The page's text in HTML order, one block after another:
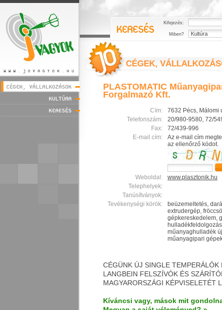
Kifejezés:
Miben?
CÉGEK,
PLASTOMATIC
Forgalmazó Kft.
Cím:
7632 Pécs, Málomi
Telefonszám:
20/980-9580, 72/
Fax:
72/439-996
E-mail cím:
Az e-mail cím
az ellenőrző kódot.
Weboldal:
www.plasztonik.hu
Telephelyek:
Tanúsítványok:
Tevékenységi körök:
beüzemeltetés,
extrudergép,
gépkereskedelem,
műanyaghulladék
műanyagipari
CÉGÜNK ÚJ SINGLE TEMPERÁLÓK
LANGBEIN FELSZÍVÓK ÉS
MAGYARORSZÁGI KÉPVISELETÉT
Kíváncsi vagy, mások mit